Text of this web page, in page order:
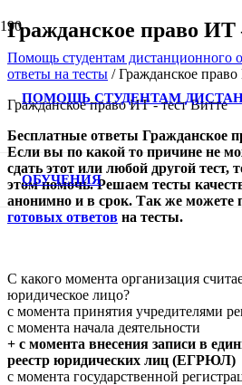
ПОМОЩЬ СТУДЕНТАМ
ОБУЧЕНИЯ
Гражданское право ИТ
Помощь студентам дистанционного
ответы на тесты /Гражданское
Гражданское право ИТ - тест Витте
Бесплатные ответы Гражданское
Если вы по какой то причине не
сдать этот или любой другой
этом помочь. Решаем тесты
анонимно и в срок. Так же можете
готовых ответов на тесты.
С какого момента организация
юридическое лицо?
с момента принятия учредителями
с момента начала деятельности
+ с момента внесения записи в
реестр юридических лиц (ЕГРЮЛ)
с момента государственной